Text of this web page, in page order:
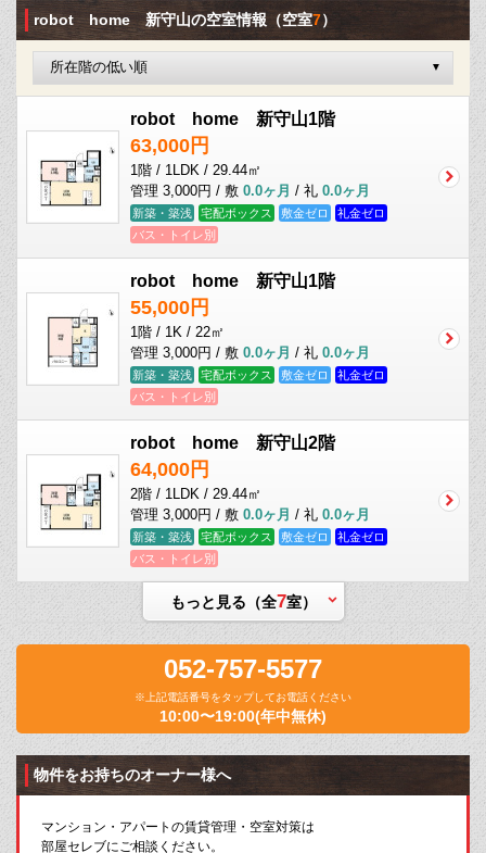
robot home 新守山の空室情報 （空室7）
robot home 新守山1階
63,000円
1階 / 1LDK / 29.44㎡
管理 3,000円 / 敷 0.0ヶ月 / 礼 0.0ヶ月
新築・築浅 宅配ボックス 敷金ゼロ
礼金ゼロ
バス・トイレ別
robot home 新守山1階
55,000円
1階 / 1K / 22㎡
管理 3,000円 / 敷 0.0ヶ月 / 礼 0.0ヶ月
新築・築浅 宅配ボックス 敷金ゼロ
礼金ゼロ
バス・トイレ別
robot home 新守山2階
64,000円
2階 / 1LDK / 29.44㎡
管理 3,000円 / 敷 0.0ヶ月 / 礼 0.0ヶ月
新築・築浅 宅配ボックス 敷金ゼロ
礼金ゼロ
バス・トイレ別
もっと見る（全7室）
052-757-5577
※上記電話番号をタップしてお電話ください
10:00〜19:00(年中無休)
物件をお持ちのオーナー様へ
マンション・アパートの賃貸管理・空室対策は
部屋セレブにご相談ください。